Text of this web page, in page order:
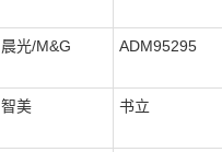
晨光/M&G ADM95295
智美 书立